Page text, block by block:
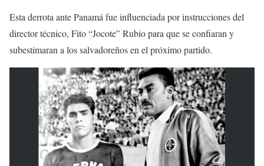
Esta derrota ante Panamá fue influenciada por instrucciones del
director técnico, Fito “Jocote” Rubio para que se confiaran y
subestimaran a los salvadoreños en el próximo partido.